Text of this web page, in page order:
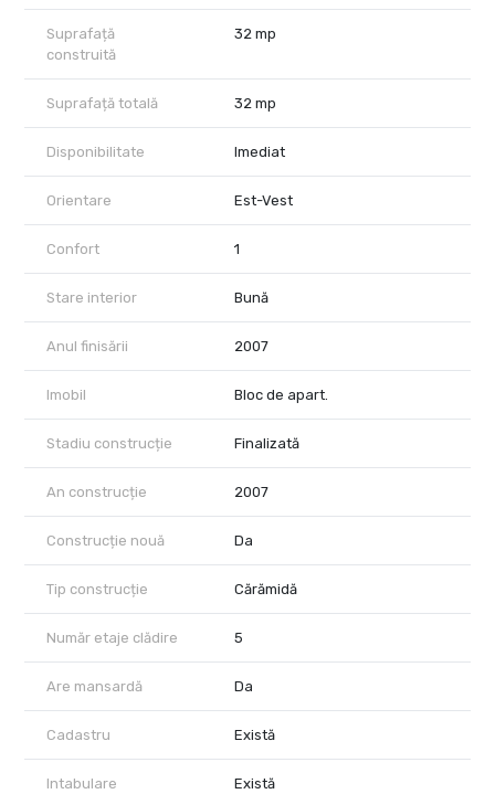
Suprafață
construită
32 mp
Suprafață totală 32 mp
Disponibilitate Imediat
Orientare Est-Vest
Confort 1
Stare interior Bună
Anul finisării 2007
Imobil Bloc de apart.
Stadiu construcție Finalizată
An construcție 2007
Construcție nouă Da
Tip construcție Cărămidă
Număr etaje clădire 5
Are mansardă Da
Cadastru Există
Intabulare Există